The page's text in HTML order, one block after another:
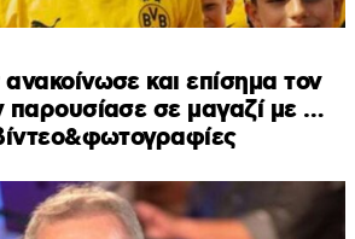
και επίσημα τον
παρουσίασε σε μαγαζί με …